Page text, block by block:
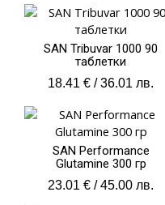
SAN Tribuvar 1000 90
таблетки
18.41 € / 36.01 лв.
SAN Performance
Glutamine 300 гр
23.01 € / 45.00 лв.